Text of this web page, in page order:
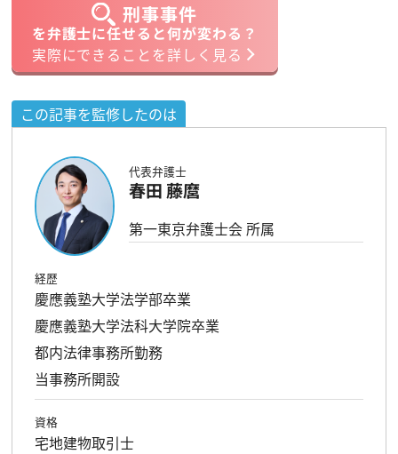
刑事事件
を弁護士に任せると何が変わる？
実際にできることを詳しく見る
この記事を監修したのは
代表弁護士
春田 藤麿
第一東京弁護士会 所属
経歴
慶應義塾大学法学部卒業
慶應義塾大学法科大学院卒業
都内法律事務所勤務
当事務所開設
資格
宅地建物取引士